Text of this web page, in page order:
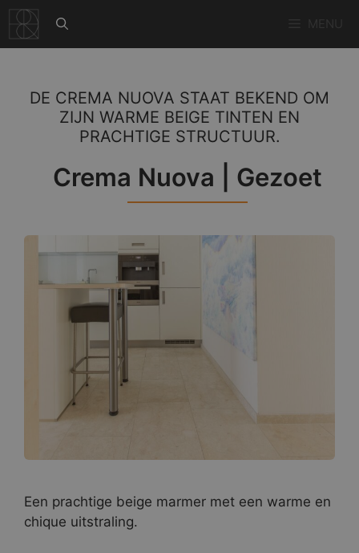
naar
de
DE CREMA NUOVA STAAT BEKEND OM
ZIJN WARME BEIGE TINTEN EN
PRACHTIGE STRUCTUUR.
Crema Nuova | Gezoet
Een prachtige beige marmer met een warme en
chique uitstraling.